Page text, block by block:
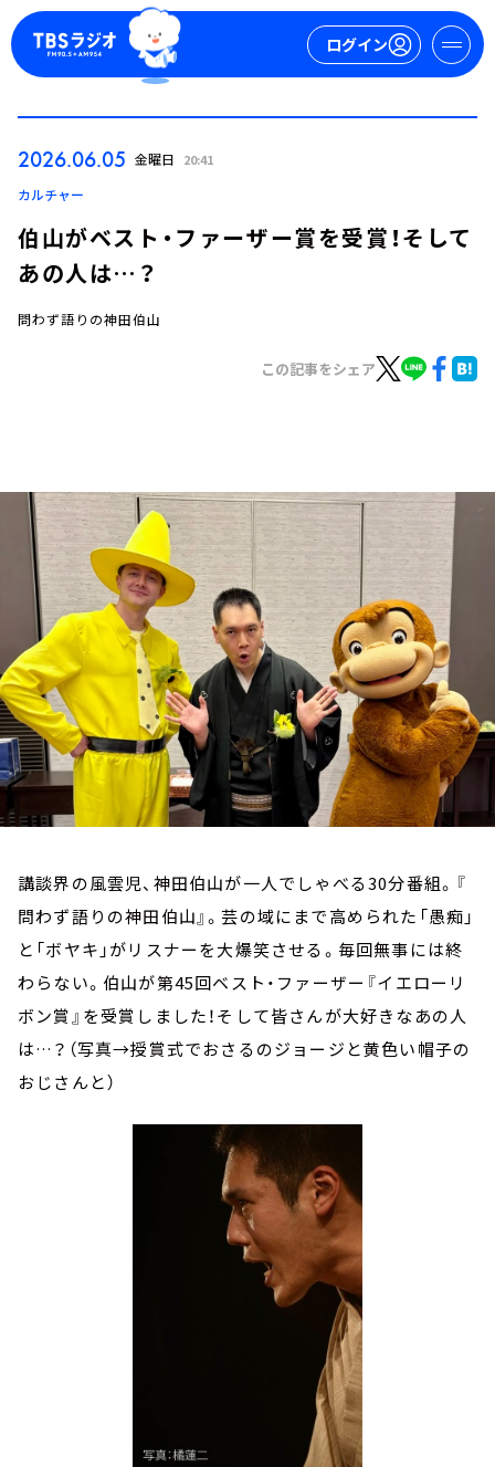
ログイン
お知らせ
イベント・グッズ
YouTube
会社情報
2026.06.05 金曜日 20:41
カルチャー
伯山がベスト・ファーザー賞を受賞！そして
あの人は…？
問わず語りの神田伯山
この記事をシェア
講談界の風雲児、神田伯山が一人でしゃべる30分番組。『
問わず語りの神田伯山』。芸の域にまで高められた「愚痴」
と「ボヤキ」がリスナーを大爆笑させる。毎回無事には終
わらない。伯山が第45回ベスト・ファーザー『イエローリ
ボン賞』を受賞しました！そして皆さんが大好きなあの人
は…？（写真→授賞式でおさるのジョージと黄色い帽子の
おじさんと）